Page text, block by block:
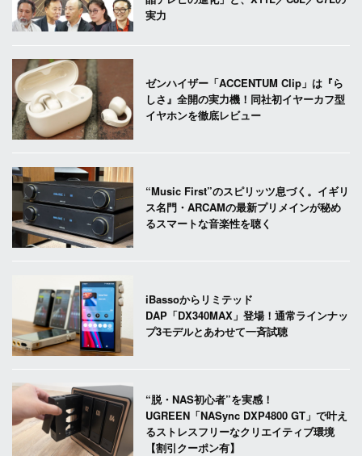
実力
ゼンハイザー「ACCENTUM Clip」は『ら
しさ』全開の実力機！同社初イヤーカフ型
イヤホンを徹底レビュー
“Music First”のスピリッツ息づく。イギリ
ス名門・ARCAMの最新プリメインが秘め
るスマートな音楽性を聴く
iBassoからリミテッド
DAP「DX340MAX」登場！通常ラインナッ
プ3モデルとあわせて一斉試聴
“脱・NAS初心者”を実感！
UGREEN「NASync DXP4800 GT」で叶え
るストレスフリーなクリエイティブ環境
【割引クーポン有】